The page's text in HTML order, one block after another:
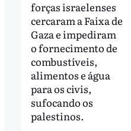
forças israelenses
cercaram a Faixa de
Gaza e impediram
o fornecimento de
combustíveis,
alimentos e água
para os civis,
sufocando os
palestinos.